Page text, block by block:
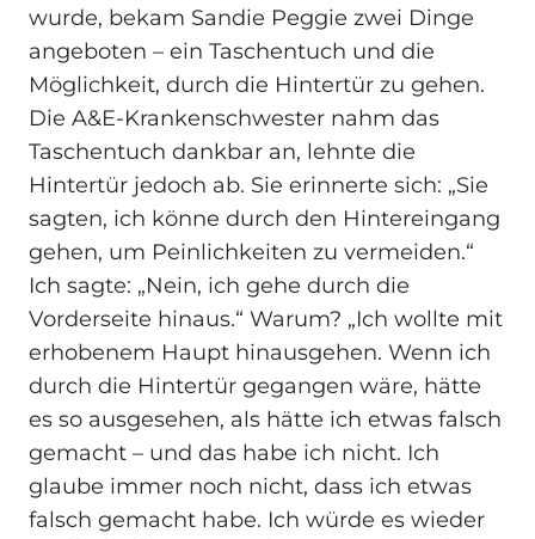
wurde, bekam Sandie Peggie zwei Dinge
angeboten – ein Taschentuch und die
Möglichkeit, durch die Hintertür zu gehen.
Die A&E-Krankenschwester nahm das
Taschentuch dankbar an, lehnte die
Hintertür jedoch ab. Sie erinnerte sich: „Sie
sagten, ich könne durch den Hintereingang
gehen, um Peinlichkeiten zu vermeiden.“
Ich sagte: „Nein, ich gehe durch die
Vorderseite hinaus.“ Warum? „Ich wollte mit
erhobenem Haupt hinausgehen. Wenn ich
durch die Hintertür gegangen wäre, hätte
es so ausgesehen, als hätte ich etwas falsch
gemacht – und das habe ich nicht. Ich
glaube immer noch nicht, dass ich etwas
falsch gemacht habe. Ich würde es wieder